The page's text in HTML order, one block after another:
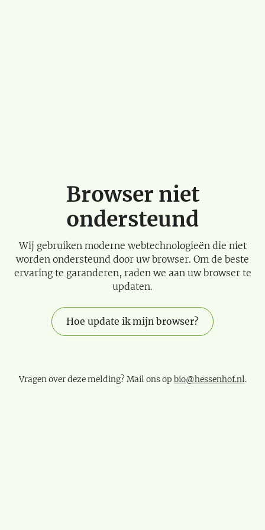
Browser niet
ondersteund
Wij gebruiken moderne webtechnologieën die niet
worden ondersteund door uw browser. Om de beste
ervaring te garanderen, raden we aan uw browser te
updaten.
Hoe update ik mijn browser?
Vragen over deze melding? Mail ons op bio@hessenhof.nl.